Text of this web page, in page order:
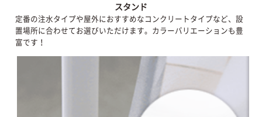
スタンド
定番の注水タイプや屋外におすすめなコンクリートタイプなど、設
置場所に合わせてお選びいただけます。カラーバリエーションも豊
富です！